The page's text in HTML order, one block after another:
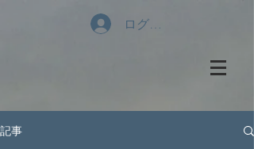
ログイン
記事